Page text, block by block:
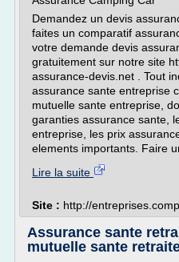
Demandez un devis
faites un comparatif
votre demande devis
gratuitement sur notre site
assurance-devis.net . Tout
assurance sante entreprise
mutuelle sante entreprise,
garanties assurance sante,
entreprise, les prix
elements importants. Faire
Lire la suite
Site : http://
Assurance sante
mutuelle sante